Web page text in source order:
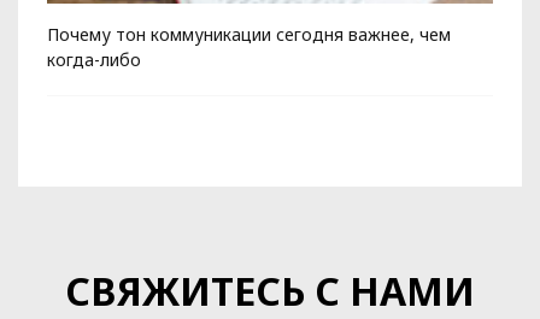
Почему тон коммуникации сегодня важнее, чем
когда-либо
СВЯЖИТЕСЬ С НАМИ